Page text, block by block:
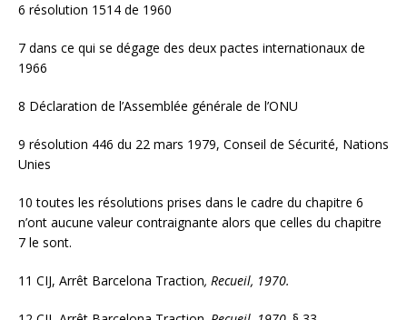
6 résolution 1514 de 1960
7 dans ce qui se dégage des deux pactes internationaux de
1966
8 Déclaration de l’Assemblée générale de l’ONU
9 résolution 446 du 22 mars 1979, Conseil de Sécurité, Nations
Unies
10 toutes les résolutions prises dans le cadre du chapitre 6
n’ont aucune valeur contraignante alors que celles du chapitre
7 le sont.
11 CIJ, Arrêt Barcelona Traction, Recueil, 1970.